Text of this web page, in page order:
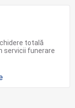
totală
servicii funerare